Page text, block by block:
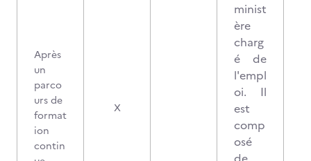
Après
un
parco
urs de
format
ion
contin
X
minist
ère
charg
é de
l'empl
oi. Il
est
comp
osé